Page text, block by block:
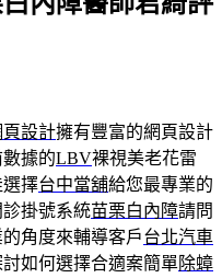
設計擁有豐富的網頁設計
據的LBV裸視美老花雷
擇台中當舖給您最專業的
掛號系統苗栗白內障請問
角度來輔導客戶台北汽車
如何選擇合適案簡單除蟑